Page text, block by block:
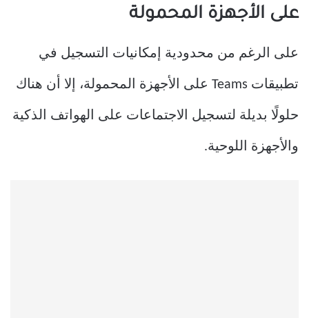
على الأجهزة المحمولة
على الرغم من محدودية إمكانيات التسجيل في
تطبيقات Teams على الأجهزة المحمولة، إلا أن هناك
حلولًا بديلة لتسجيل الاجتماعات على الهواتف الذكية
والأجهزة اللوحية.